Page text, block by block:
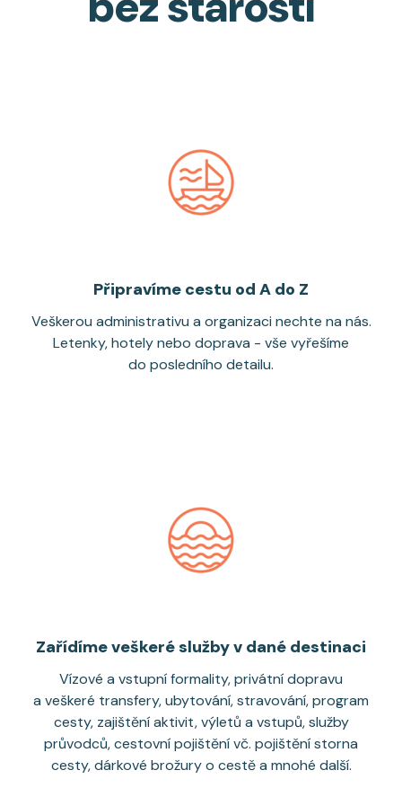
Připravíme cestu od A do Z
Veškerou administrativu a organizaci nechte na nás.
Letenky, hotely nebo doprava - vše vyřešíme
do posledního detailu.
Zařídíme veškeré služby v dané destinaci
Vízové a vstupní formality, privátní dopravu
a veškeré transfery, ubytování, stravování, program
cesty, zajištění aktivit, výletů a vstupů, služby
průvodců, cestovní pojištění vč. pojištění storna
cesty, dárkové brožury o cestě a mnohé další.